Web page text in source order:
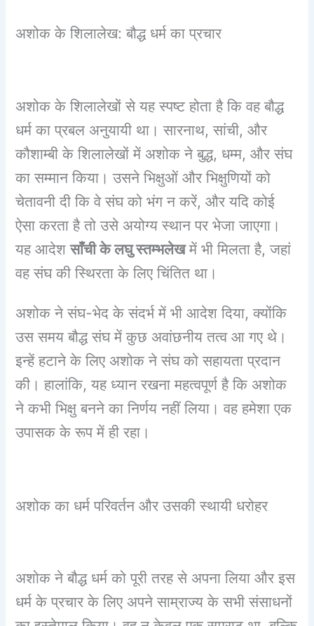
अशोक के शिलालेख: बौद्ध धर्म का प्रचार
अशोक के शिलालेखों से यह स्पष्ट होता है कि वह बौद्ध
धर्म का प्रबल अनुयायी था। सारनाथ, सांची, और
कौशाम्बी के शिलालेखों में अशोक ने बुद्ध, धम्म, और संघ
का सम्मान किया। उसने भिक्षुओं और भिक्षुणियों को
चेतावनी दी कि वे संघ को भंग न करें, और यदि कोई
ऐसा करता है तो उसे अयोग्य स्थान पर भेजा जाएगा।
यह आदेशसाँची के लघु स्तम्भलेखमें भी मिलता है, जहां
वह संघ की स्थिरता के लिए चिंतित था।
अशोक ने संघ-भेद के संदर्भ में भी आदेश दिया, क्योंकि
उस समय बौद्ध संघ में कुछ अवांछनीय तत्व आ गए थे।
इन्हें हटाने के लिए अशोक ने संघ को सहायता प्रदान
की। हालांकि, यह ध्यान रखना महत्वपूर्ण है कि अशोक
ने कभी भिक्षु बनने का निर्णय नहीं लिया। वह हमेशा एक
उपासक के रूप में ही रहा।
अशोक का धर्म परिवर्तन और उसकी स्थायी धरोहर
अशोक ने बौद्ध धर्म को पूरी तरह से अपना लिया और इस
धर्म के प्रचार के लिए अपने साम्राज्य के सभी संसाधनों